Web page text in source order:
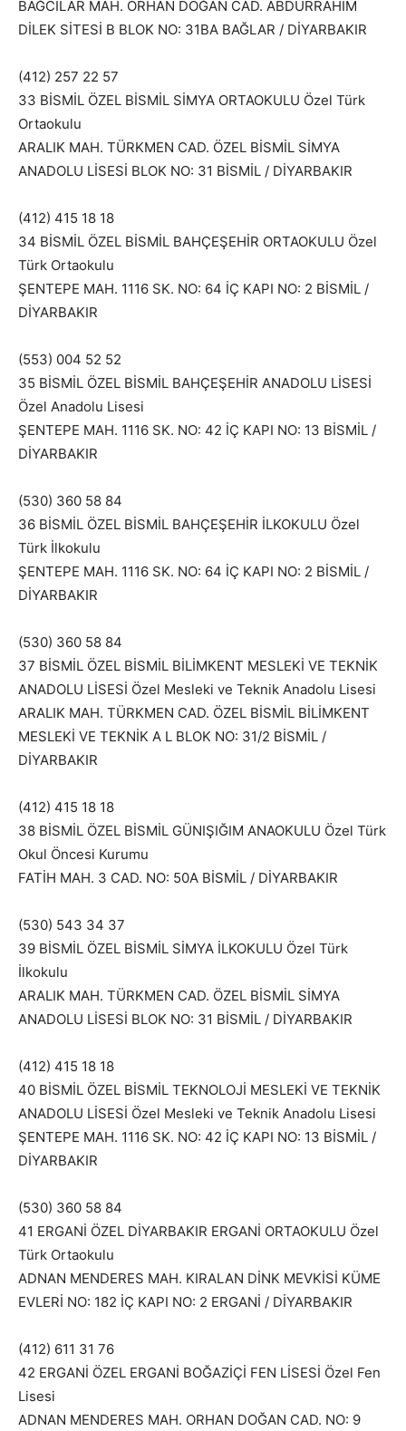
BAĞCILAR MAH. ORHAN DOĞAN CAD. ABDURRAHİM
DİLEK SİTESİ B BLOK NO: 31BA BAĞLAR / DİYARBAKIR
(412) 257 22 57
33 BİSMİL ÖZEL BİSMİL SİMYA ORTAOKULU Özel Türk
Ortaokulu
ARALIK MAH. TÜRKMEN CAD. ÖZEL BİSMİL SİMYA
ANADOLU LİSESİ BLOK NO: 31 BİSMİL / DİYARBAKIR
(412) 415 18 18
34 BİSMİL ÖZEL BİSMİL BAHÇEŞEHİR ORTAOKULU Özel
Türk Ortaokulu
ŞENTEPE MAH. 1116 SK. NO: 64 İÇ KAPI NO: 2 BİSMİL /
DİYARBAKIR
(553) 004 52 52
35 BİSMİL ÖZEL BİSMİL BAHÇEŞEHİR ANADOLU LİSESİ
Özel Anadolu Lisesi
ŞENTEPE MAH. 1116 SK. NO: 42 İÇ KAPI NO: 13 BİSMİL /
DİYARBAKIR
(530) 360 58 84
36 BİSMİL ÖZEL BİSMİL BAHÇEŞEHİR İLKOKULU Özel
Türk İlkokulu
ŞENTEPE MAH. 1116 SK. NO: 64 İÇ KAPI NO: 2 BİSMİL /
DİYARBAKIR
(530) 360 58 84
37 BİSMİL ÖZEL BİSMİL BİLİMKENT MESLEKİ VE TEKNİK
ANADOLU LİSESİ Özel Mesleki ve Teknik Anadolu Lisesi
ARALIK MAH. TÜRKMEN CAD. ÖZEL BİSMİL BİLİMKENT
MESLEKİ VE TEKNİK A L BLOK NO: 31/2 BİSMİL /
DİYARBAKIR
(412) 415 18 18
38 BİSMİL ÖZEL BİSMİL GÜNIŞIĞIM ANAOKULU Özel Türk
Okul Öncesi Kurumu
FATİH MAH. 3 CAD. NO: 50A BİSMİL / DİYARBAKIR
(530) 543 34 37
39 BİSMİL ÖZEL BİSMİL SİMYA İLKOKULU Özel Türk
İlkokulu
ARALIK MAH. TÜRKMEN CAD. ÖZEL BİSMİL SİMYA
ANADOLU LİSESİ BLOK NO: 31 BİSMİL / DİYARBAKIR
(412) 415 18 18
40 BİSMİL ÖZEL BİSMİL TEKNOLOJİ MESLEKİ VE TEKNİK
ANADOLU LİSESİ Özel Mesleki ve Teknik Anadolu Lisesi
ŞENTEPE MAH. 1116 SK. NO: 42 İÇ KAPI NO: 13 BİSMİL /
DİYARBAKIR
(530) 360 58 84
41 ERGANİ ÖZEL DİYARBAKIR ERGANİ ORTAOKULU Özel
Türk Ortaokulu
ADNAN MENDERES MAH. KIRALAN DİNK MEVKİSİ KÜME
EVLERİ NO: 182 İÇ KAPI NO: 2 ERGANİ / DİYARBAKIR
(412) 611 31 76
42 ERGANİ ÖZEL ERGANİ BOĞAZİÇİ FEN LİSESİ Özel Fen
Lisesi
ADNAN MENDERES MAH. ORHAN DOĞAN CAD. NO: 9